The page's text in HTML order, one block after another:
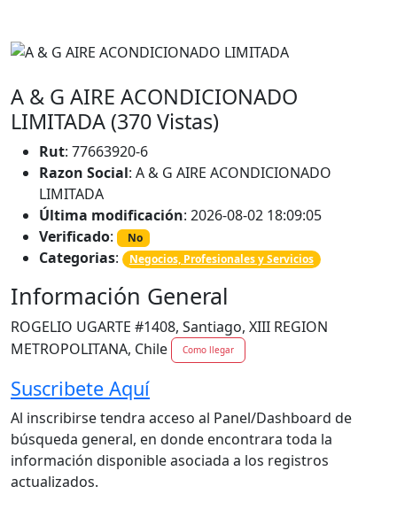
A & G AIRE ACONDICIONADO
LIMITADA (370 Vistas)
Rut: 77663920-6
Razon Social: A & G AIRE ACONDICIONADO
LIMITADA
Última modificación: 2026-08-02 18:09:05
Verificado: No
Categorias: Negocios, Profesionales y Servicios
Información General
ROGELIO UGARTE #1408, Santiago, XIII REGION
METROPOLITANA, Chile
Como llegar
Suscribete Aquí
Al inscribirse tendra acceso al Panel/Dashboard de
búsqueda general, en donde encontrara toda la
información disponible asociada a los registros
actualizados.